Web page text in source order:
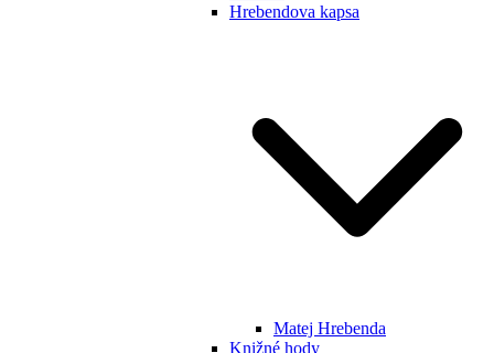
Hrebendova kapsa
Matej Hrebenda
Knižné hody